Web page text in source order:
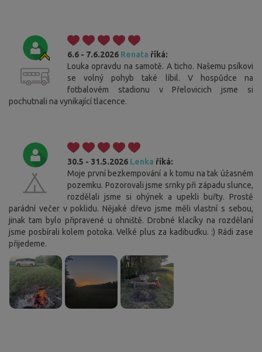
6.6 - 7.6.2026 Renata říká:
Louka opravdu na samotě. A ticho. Našemu psíkovi
se volný pohyb také líbil. V hospůdce na
fotbalovém stadionu v Přelovicich jsme si
pochutnali na vynikající tlacence.
30.5 - 31.5.2026 Lenka říká:
Moje první bezkempování a k tomu na tak úžasném
pozemku. Pozorovali jsme srnky při západu slunce,
rozdělali jsme si ohýnek a upekli buřty. Prostě
parádní večer v poklidu. Nějaké dřevo jsme měli vlastní s sebou,
jinak tam bylo připravené u ohniště. Drobné klacíky na rozdělaní
jsme posbírali kolem potoka. Velké plus za kadibudku. :) Rádi zase
přijedeme.